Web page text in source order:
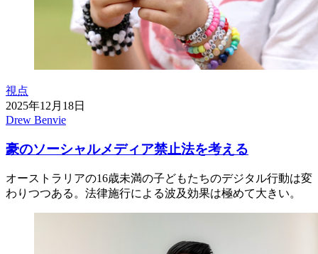
視点
2025年12月18日
Drew Benvie
豪のソーシャルメディア禁止法を考える
オーストラリアの16歳未満の子どもたちのデジタル行動は変
わりつつある。法律施行による波及効果は極めて大きい。